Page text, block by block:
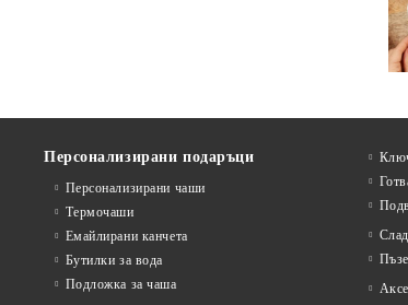
Персонализирани подаръци
Персонализирани чаши
Термочаши
Емайлирани канчета
Бутилки за вода
Подложка за чаша